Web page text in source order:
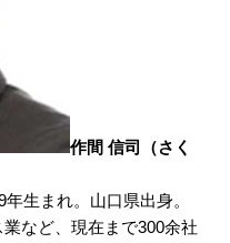
作間 信司（さく
生まれ。山口県出身。
など、現在まで300余社